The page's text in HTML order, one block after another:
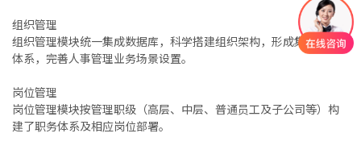
组织管理
组织管理模块统一集成数据库，科学搭建组织架构，形成集团管控
体系，完善人事管理业务场景设置。
岗位管理
岗位管理模块按管理职级（高层、中层、普通员工及子公司等）构
建了职务体系及相应岗位部署。